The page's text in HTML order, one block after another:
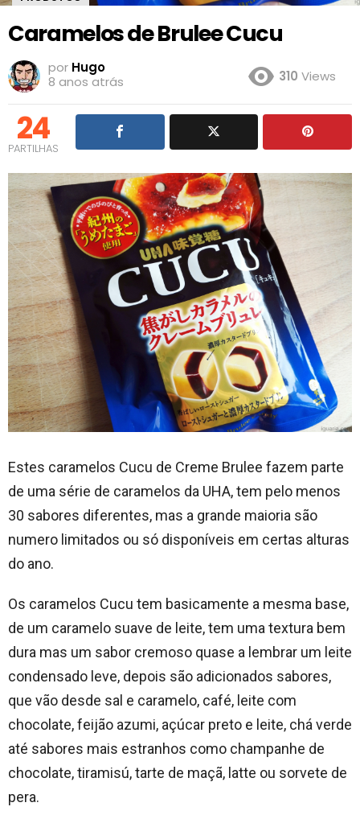
Caramelos de Brulee Cucu
por Hugo
8 anos atrás
310 Views
24
PARTILHAS
Estes caramelos Cucu de Creme Brulee fazem parte
de uma série de caramelos da UHA, tem pelo menos
30 sabores diferentes, mas a grande maioria são
numero limitados ou só disponíveis em certas alturas
do ano.
Os caramelos Cucu tem basicamente a mesma base,
de um caramelo suave de leite, tem uma textura bem
dura mas um sabor cremoso quase a lembrar um leite
condensado leve, depois são adicionados sabores,
que vão desde sal e caramelo, café, leite com
chocolate, feijão azumi, açúcar preto e leite, chá verde
até sabores mais estranhos como champanhe de
chocolate, tiramisú, tarte de maçã, latte ou sorvete de
pera.